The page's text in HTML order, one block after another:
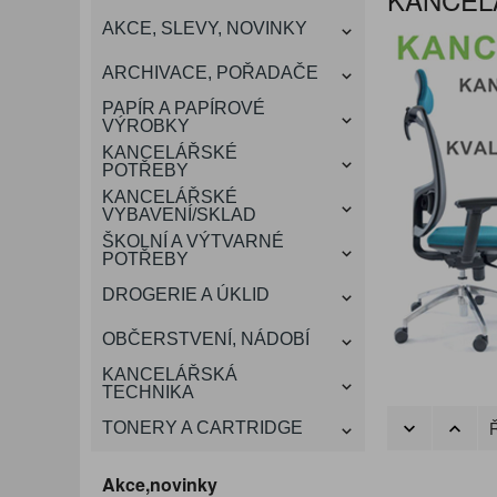
VÁNOCE
DÁRKOVÉ POTŘEBY
SMART DOPLŇKY
ROZDRUŽOVAČE
VIZITKY A JMENOVKY
OBÁLKY
TISKOPISY
KONFERENČNÍ SPISOVKY
NŮŽKY A NOŽE
TAŠKY, KUFRY, AKTOVKY
A OBALY
KANCELÁŘSKÝ
NÁBYTEK
OCHRANNÉ PRACOVNÍ
POMŮCKY
TABULE, NÁSTĚNKY
KRESLENÍ A MALOVÁNÍ
DEZINFEKCE-OCHRANA
PROSTŘEDKY NA PRANÍ
KONVICE A DŽBÁNY
SLADKÉ POTRAVINY
LAMINACE
ŠTÍTKOVAČE
AKCE, SLEVY, NOVINKY
ARCHIVACE, POŘADAČE
PAPÍR A PAPÍROVÉ
VÝROBKY
KANCELÁŘSKÉ
POTŘEBY
KANCELÁŘSKÉ
VYBAVENÍ/SKLAD
ŠKOLNÍ A VÝTVARNÉ
POTŘEBY
DROGERIE A ÚKLID
OBČERSTVENÍ, NÁDOBÍ
KANCELÁŘSKÁ
TECHNIKA
TONERY A CARTRIDGE
Akce,novinky